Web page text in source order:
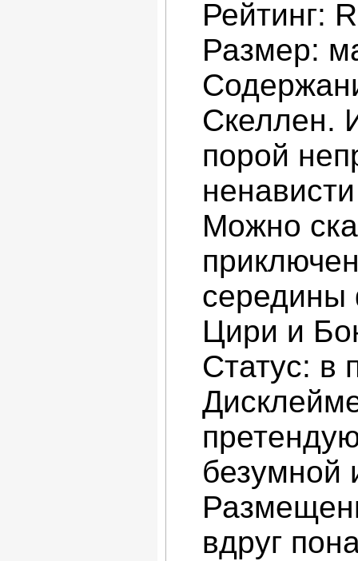
Рейтинг: R
Размер:
Скеллен.
порой
Можно
середины
Цири и
Статус: в
безумной
вдруг